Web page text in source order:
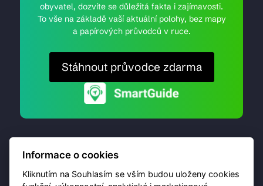
obyvatel, dozvíte se důležitá fakta i zajímavosti.
To vše na základě vaší aktuální polohy, bez mapy
a papírových průvodců v ruce.
Stáhnout průvodce zdarma
Informace o cookies
Kliknutím na Souhlasím se vším budou uloženy cookies